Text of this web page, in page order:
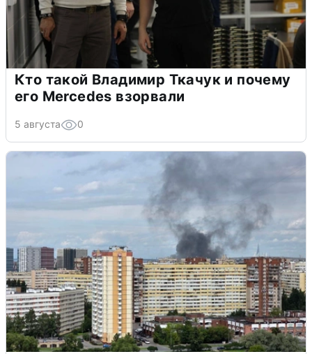
Кто такой Владимир Ткачук и почему
его Mercedes взорвали
5 августа 0